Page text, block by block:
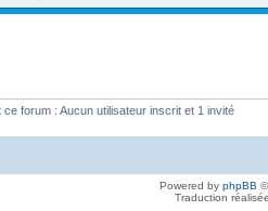
forum : Aucun utilisateur inscrit et 1 invité
Powered by phpBB
Traduction